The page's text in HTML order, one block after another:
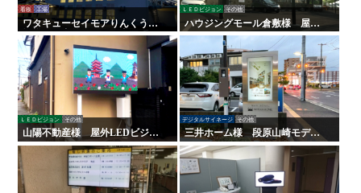
看板 工場
ワタキューセイモアりんくう工
場様 屋内外サイン工事
ＬＥＤビジョン その他
ハウジングモール倉敷様 屋外L
EDビジョン
ＬＥＤビジョン その他
山陽不動産様 屋外LEDビジョ
ン
デジタルサイネージ その他
三井ホーム様 段原山崎モデル
ハウス 屋外デジタルサイネー
ジ